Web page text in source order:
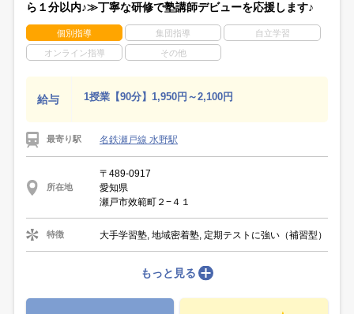
ら１分以内♪≫丁寧な研修で塾講師デビューを応援します♪
個別指導 集団指導 自立学習
オンライン指導 その他
給与 1授業【90分】1,950円～2,100円
最寄り駅 名鉄瀬戸線 水野駅
所在地
〒489-0917
愛知県
瀬戸市效範町２−４１
特徴 大手学習塾, 地域密着塾, 定期テストに強い（補習型）
もっと見る